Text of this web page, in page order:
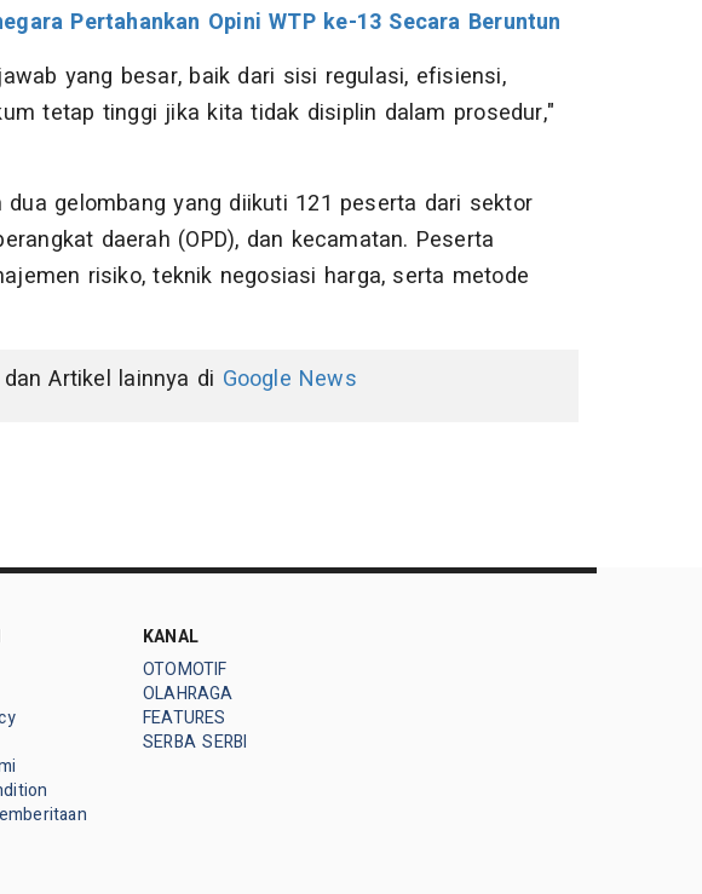
Pertahankan Opini WTP ke-13 Secara Beruntun
yang besar, baik dari sisi regulasi, efisiensi,
tetap tinggi jika kita tidak disiplin dalam prosedur,"
dua gelombang yang diikuti 121 peserta dari sektor
daerah (OPD), dan kecamatan. Peserta
risiko, teknik negosiasi harga, serta metode
Artikel lainnya di Google News
KANAL
OTOMOTIF
OLAHRAGA
FEATURES
SERBA SERBI